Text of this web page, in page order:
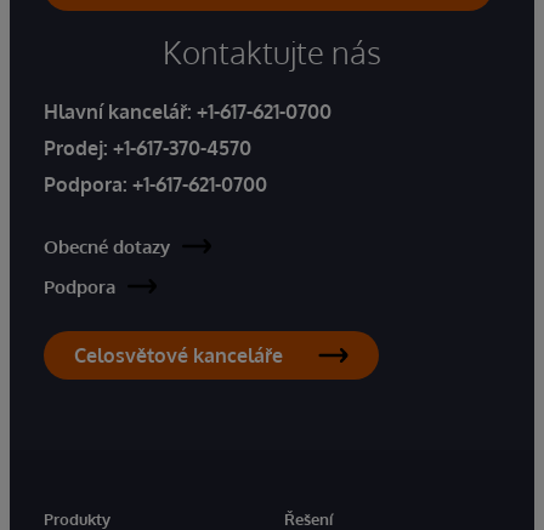
Kontaktujte nás
Hlavní kancelář: +1-617-621-0700
Prodej: +1-617-370-4570
Podpora: +1-617-621-0700
Obecné dotazy
Podpora
Celosvětové kanceláře
Produkty
Řešení